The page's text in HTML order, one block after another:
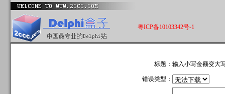
粤ICP备10103342号-1
标题： 输入小写金额变大
错误类型：